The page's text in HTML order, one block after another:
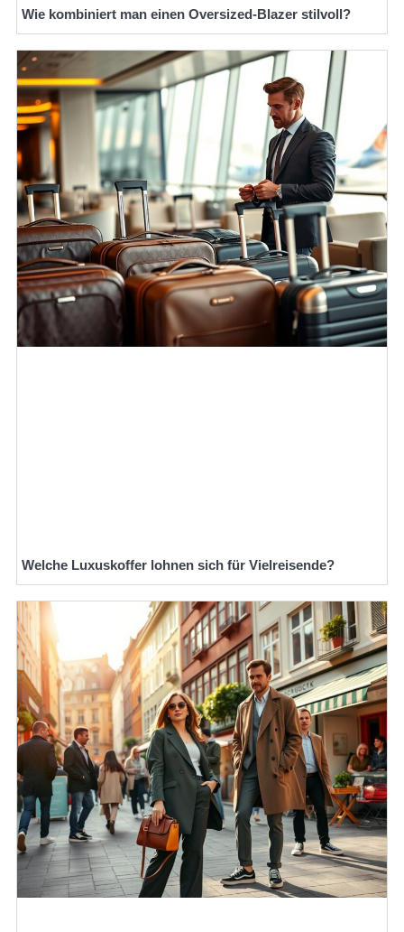
Wie kombiniert man einen Oversized-Blazer stilvoll?
Welche Luxuskoffer lohnen sich für Vielreisende?